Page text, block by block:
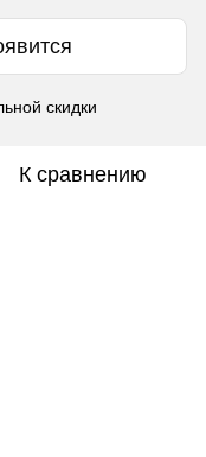
скидки
К сравнению